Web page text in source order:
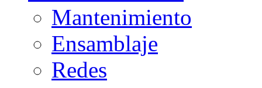
Mantenimiento
Ensamblaje
Redes